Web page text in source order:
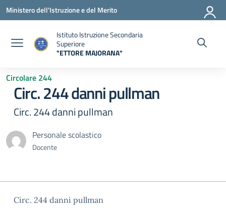
Vai ai contenuti
Vai al menu di navigazione
Vai al footer
Ministero dell'Istruzione e del Merito
Istituto Istruzione Secondaria
Superiore
"ETTORE MAJORANA"
Circolare 244
Circ. 244 danni pullman
Circ. 244 danni pullman
Personale scolastico
Docente
Circ. 244 danni pullman